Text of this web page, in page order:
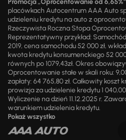
placówkach Autocentrum AAA Auto
udzieleniu kredytu na auto z
Rzeczywista Roczna Stopa
Reprezentatywny przykład:
2019, cena samochodu 52 000 zł,
kwota kredytu konsumenckiego 52
równych po 1079,43zł. Okres
Oprocentowanie stałe w skali roku:
zapłaty: 64 765,80 zł. Całkowity koszt
prowizja za udzielenie kredytu 1 040,00
Wyliczenie na dzień 11.12.2025 r.
warunkiem udzielenia kredytu.
Pokaż wszystko